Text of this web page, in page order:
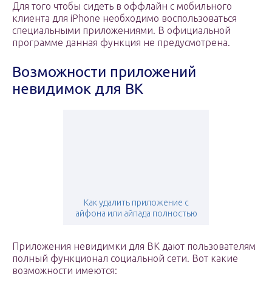
Для того чтобы сидеть в оффлайн с мобильного
клиента для iPhone необходимо воспользоваться
специальными приложениями. В официальной
программе данная функция не предусмотрена.
Возможности приложений
невидимок для ВК
Как удалить приложение с
айфона или айпада полностью
Приложения невидимки для ВК дают пользователям
полный функционал социальной сети. Вот какие
возможности имеются: